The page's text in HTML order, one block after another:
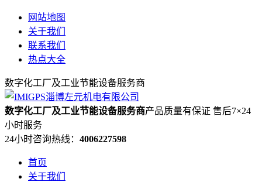
网站地图
关于我们
联系我们
热点大全
数字化工厂及工业节能设备服务商
数字化工厂及工业节能设备服务商产品质量有保证 售后7×24
小时服务
24小时咨询热线： 4006227598
首页
关于我们